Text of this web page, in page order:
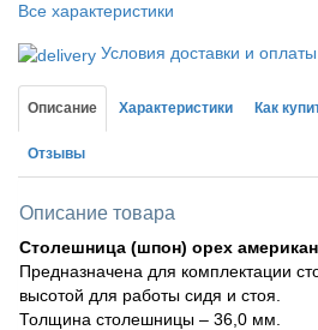
Все характеристики
Условия доставки и оплаты
Описание Характеристики Как
Отзывы
Описание товара
Столешница (шпон) орех
Предназначена для комплектации
высотой для работы сидя и стоя.
Толщина столешницы – 36,0 мм.